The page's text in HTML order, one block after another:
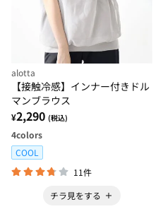
alotta
【接触冷感】インナー付きドル
マンブラウス
¥2,290 (税込)
4colors
COOL
11件
チラ見をする